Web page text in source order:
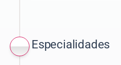
Especialidades